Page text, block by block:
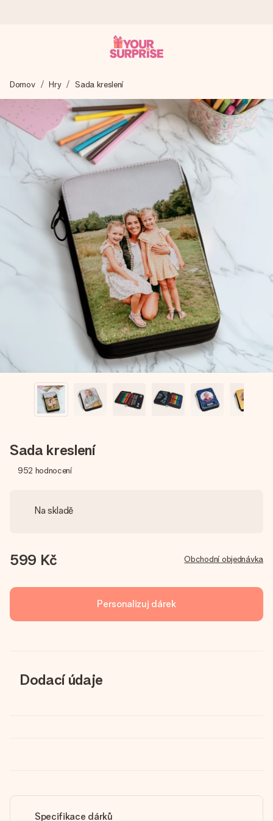
Váš dárek vytvoříme s láskou a bleskově odešleme –
abyste ho mohli darovat právě v tu správnou chvíli, kdy na
tom nejvíc záleží.
4,8 (na základě +15 000 recenzí)
Naše dárky inspirují. Zákazníci nás na Google Reviews
hodnotí známkou 4,8.
Přáníčko zdarma
Vytvořte něco jedinečného během několika kroků – s jejím
jménem, vaší fotografií nebo vzkazem, který doopravdy
zahřeje u srdce. Žádné zbytečné složitosti, jen spousta
lásky pro daný okamžik.
Domov Hry Sada kreslení
Sada kreslení
952 hodnocení
Na skladě
599 Kč Obchodní objednávka
Personalizuj dárek
Dodací údaje
Specifikace dárků